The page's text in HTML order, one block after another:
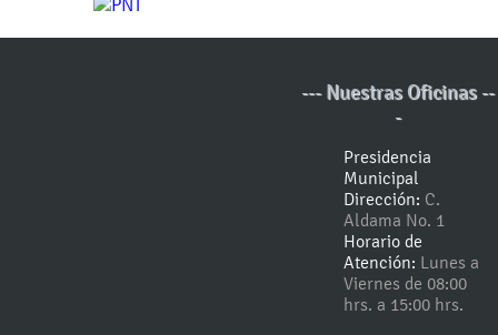
--- Nuestras Oficinas --
-
Presidencia
Municipal
Dirección: C.
Aldama No. 1
Horario de
Atención: Lunes a
Viernes de 08:00
hrs. a 15:00 hrs.